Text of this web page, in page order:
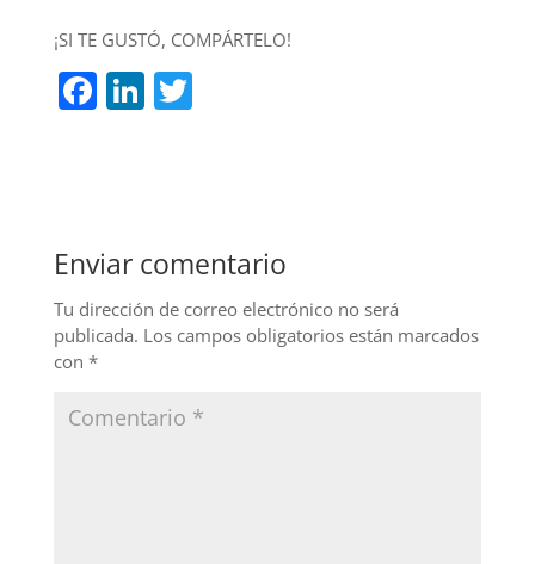
¡SI TE GUSTÓ, COMPÁRTELO!
F
b
o
o
k
Li
n
T
Enviar comentario
Tu dirección de correo electrónico no será
publicada. Los campos obligatorios están marcados
con *